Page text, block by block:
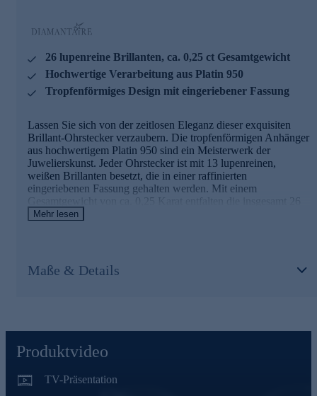
26 lupenreine Brillanten, ca. 0,25 ct Gesamtgewicht
Hochwertige Verarbeitung aus Platin 950
Tropfenförmiges Design mit eingeriebener Fassung
Lassen Sie sich von der zeitlosen Eleganz dieser exquisiten
Brillant-Ohrstecker verzaubern. Die tropfenförmigen Anhänger
aus hochwertigem Platin 950 sind ein Meisterwerk der
Juwelierskunst. Jeder Ohrstecker ist mit 13 lupenreinen,
weißen Brillanten besetzt, die in einer raffinierten
eingeriebenen Fassung gehalten werden. Mit einem
Gesamtgewicht von ca. 0,25 Karat entfalten die insgesamt 26
Diamanten ein faszinierendes Funkeln, das Ihr Gesicht
Ausstrahlung. Dank des zeitlosen Designs sind diese Ohrringe
vielseitig kombinierbar und werden Sie bei jedem Anlass mit
Mehr lesen
Maße & Details
Produktvideo
TV-Präsentation